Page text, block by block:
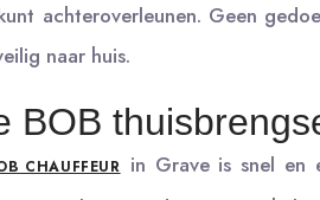
achteroverleunen. Geen
naar huis.
BOB
CHAUFFEUR in Grave is snel en